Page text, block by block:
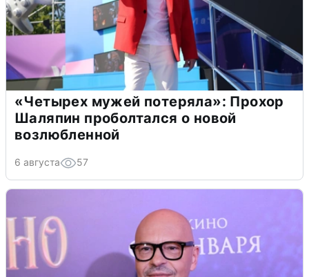
«Четырех мужей потеряла»: Прохор
Шаляпин проболтался о новой
возлюбленной
6 августа 57